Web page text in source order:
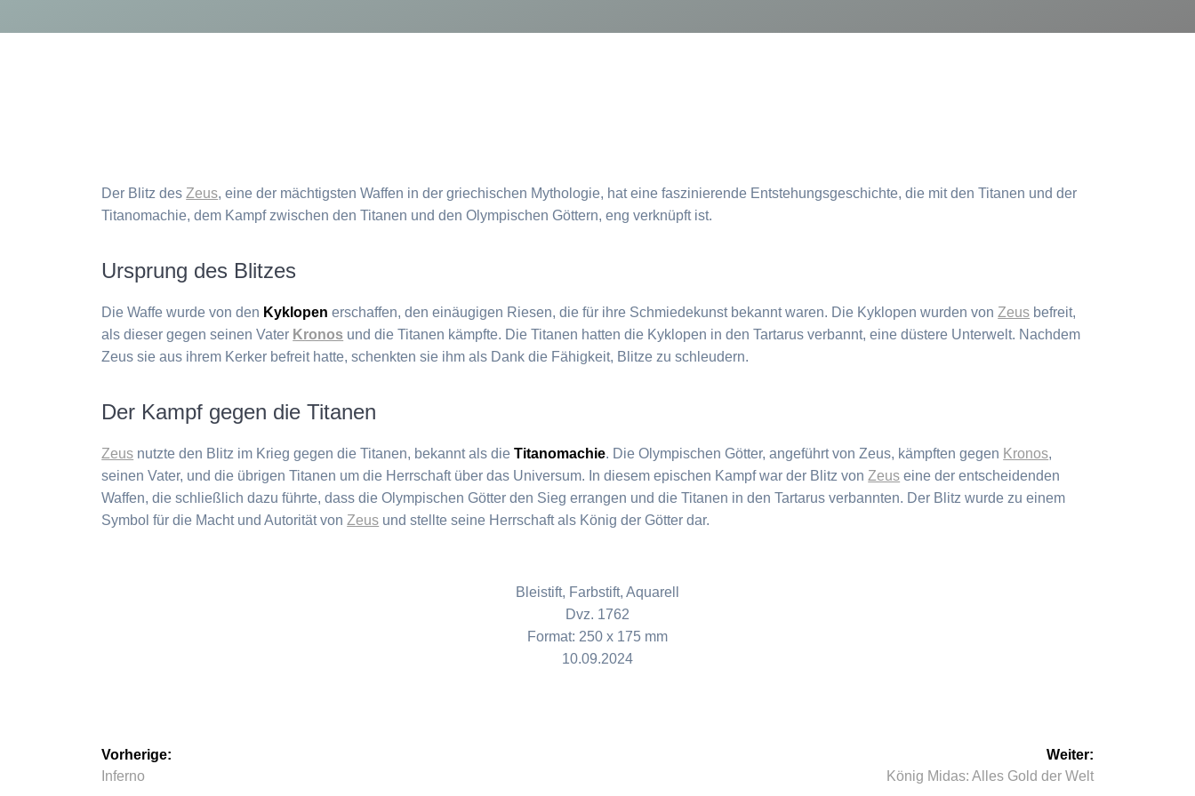
Der Blitz des Zeus, eine der mächtigsten Waffen in der griechischen Mythologie, hat eine faszinierende Entstehungsgeschichte, die mit den Titanen und der
Titanomachie, dem Kampf zwischen den Titanen und den Olympischen Göttern, eng verknüpft ist.
Ursprung des Blitzes
Die Waffe wurde von den Kyklopen erschaffen, den einäugigen Riesen, die für ihre Schmiedekunst bekannt waren. Die Kyklopen wurden von Zeus befreit,
als dieser gegen seinen Vater Kronos und die Titanen kämpfte. Die Titanen hatten die Kyklopen in den Tartarus verbannt, eine düstere Unterwelt. Nachdem
Zeus sie aus ihrem Kerker befreit hatte, schenkten sie ihm als Dank die Fähigkeit, Blitze zu schleudern.
Der Kampf gegen die Titanen
Zeus nutzte den Blitz im Krieg gegen die Titanen, bekannt als dieTitanomachie. Die Olympischen Götter, angeführt von Zeus, kämpften gegen Kronos,
seinen Vater, und die übrigen Titanen um die Herrschaft über das Universum. In diesem epischen Kampf war der Blitz von Zeus eine der entscheidenden
Waffen, die schließlich dazu führte, dass die Olympischen Götter den Sieg errangen und die Titanen in den Tartarus verbannten. Der Blitz wurde zu einem
Symbol für die Macht und Autorität von Zeus und stellte seine Herrschaft als König der Götter dar.
Bleistift, Farbstift, Aquarell
Dvz. 1762
Format: 250 x 175 mm
10.09.2024
Beitragsnavigation
Vorherige:
Vorheriger
Inferno
Weiter:
Nächster
König Midas: Alles Gold der Welt